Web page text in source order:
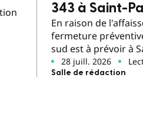
343 à Saint-
En raison de
fermeture
sud est à prévoir à
28 juill. 2026
Salle de rédaction